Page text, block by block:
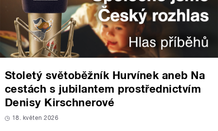
Stoletý světoběžník Hurvínek aneb Na
cestách s jubilantem prostřednictvím
Denisy Kirschnerové
18. květen 2026